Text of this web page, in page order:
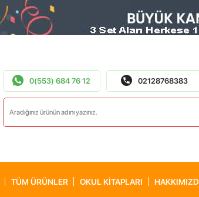
0(553) 684 76 12 02128768383
TÜM ÜRÜNLER OKUL KITAPLARI